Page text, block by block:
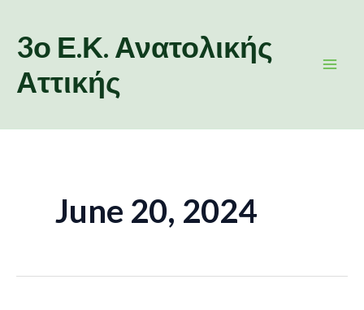
content3ο Ε.Κ. Ανατολικής
Αττικής
June 20, 2024